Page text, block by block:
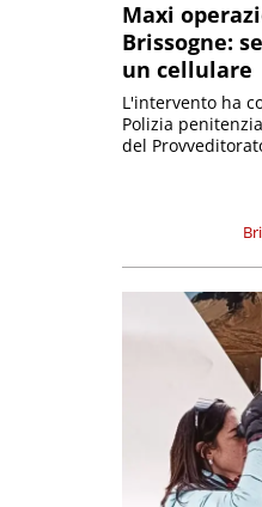
Maxi
Brissogne:
un cellulare
L'intervento ha
Polizia
del